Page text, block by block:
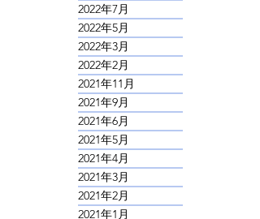
2022年8月
2022年7月
2022年5月
2022年3月
2022年2月
2021年11月
2021年9月
2021年6月
2021年5月
2021年4月
2021年3月